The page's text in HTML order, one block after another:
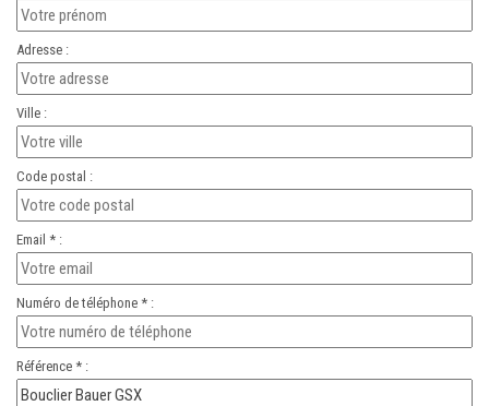
Adresse :
Ville :
Code postal :
Email * :
Numéro de téléphone * :
Référence * :